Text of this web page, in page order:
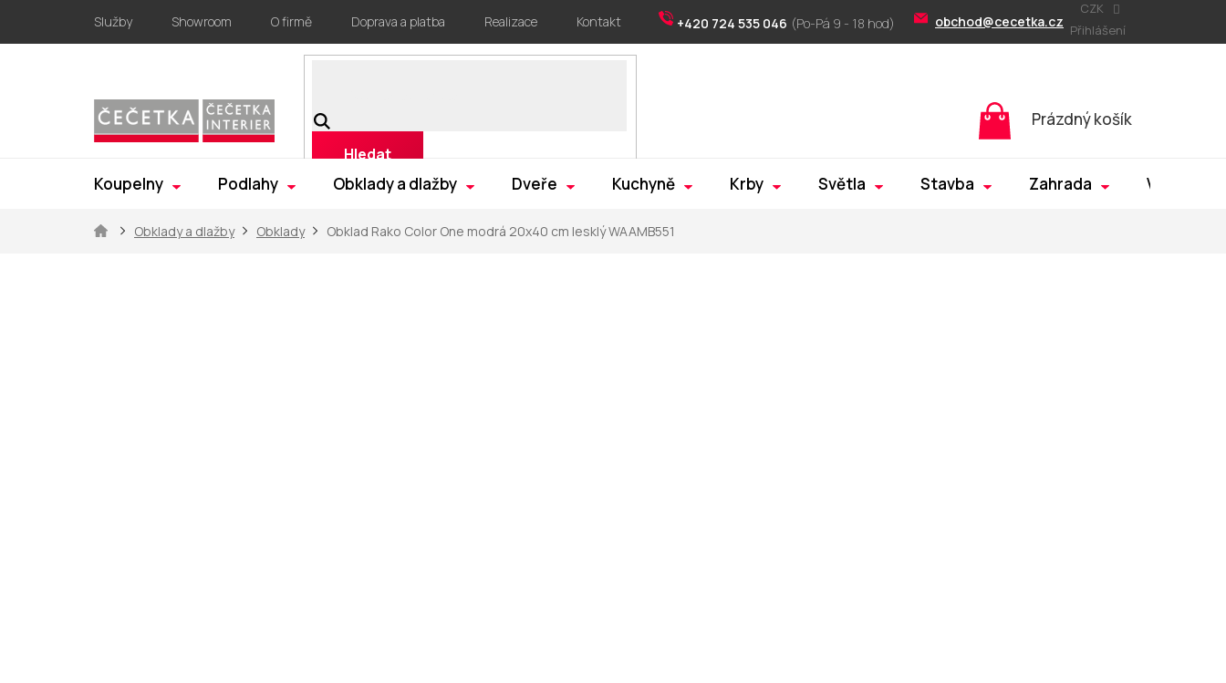
obsah
+420 724 535 046 obchod@cecetka.cz
Služby Showroom O firmě Doprava a platba Realizace Kontakt
CZK
Přihlášení
Hledat
Nákupní
košík
Prázdný košík
Koupelny Podlahy Obklady a dlažby Dveře Kuchyně Krby Světla Stavba Zahrada Výprodej
DomůObklady a dlažby Obklady Obklad Rako Color One modrá 20x40 cm lesklý WAAMB551